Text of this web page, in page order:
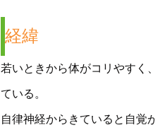
経緯
若いときから体がコリやすく
ている。
自律神経からきていると自覚